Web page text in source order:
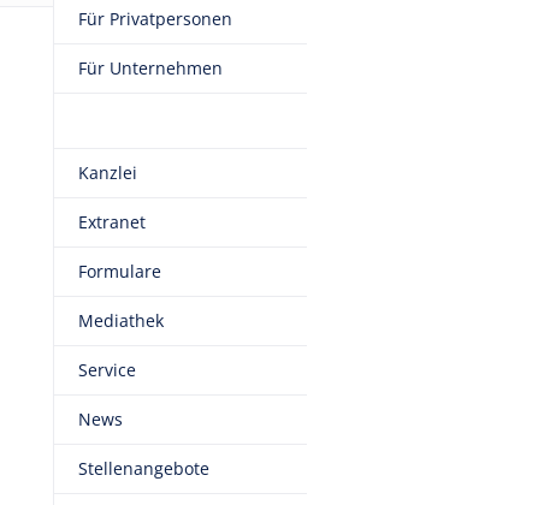
Für Privatpersonen
Für Unternehmen
Kanzlei
Extranet
Formulare
Mediathek
Service
News
Stellenangebote